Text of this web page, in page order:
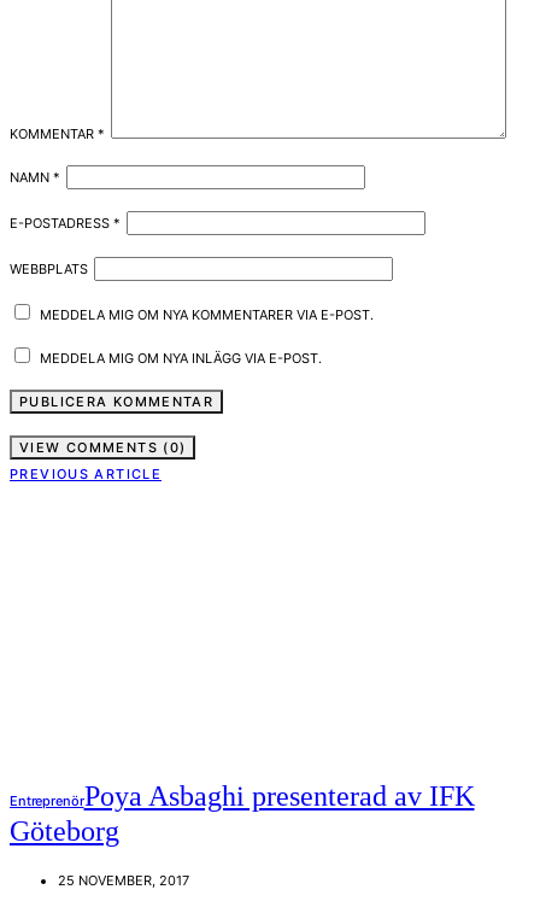
KOMMENTAR *
NAMN *
E-POSTADRESS *
WEBBPLATS
MEDDELA MIG OM NYA KOMMENTARER VIA E-POST.
MEDDELA MIG OM NYA INLÄGG VIA E-POST.
VIEW COMMENTS (0)
PREVIOUS ARTICLE
EntreprenörPoya Asbaghi presenterad av IFK
Göteborg
25 NOVEMBER, 2017